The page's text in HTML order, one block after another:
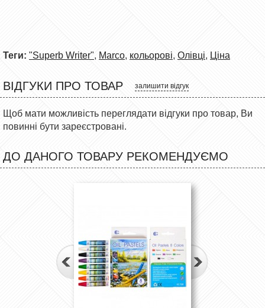
Теги: "Superb Writer", Marco, кольорові, Олівці, Ціна
ВІДГУКИ ПРО ТОВАР залишити відгук
Щоб мати можливість переглядати відгуки про товар, Ви
повинні бути зареєстровані.
ДО ДАНОГО ТОВАРУ РЕКОМЕНДУЄМО